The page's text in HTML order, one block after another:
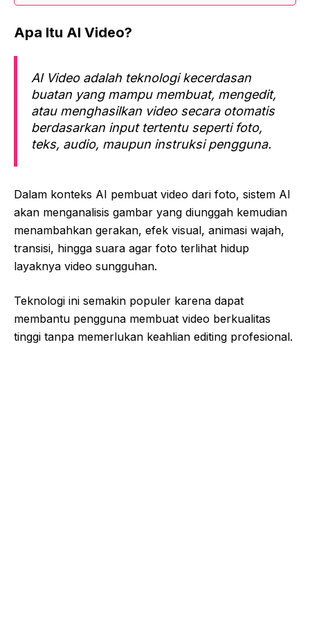
Apa Itu AI Video?
AI Video adalah teknologi kecerdasan
buatan yang mampu membuat, mengedit,
atau menghasilkan video secara otomatis
berdasarkan input tertentu seperti foto,
teks, audio, maupun instruksi pengguna.
Dalam konteks AI pembuat video dari foto, sistem AI
akan menganalisis gambar yang diunggah kemudian
menambahkan gerakan, efek visual, animasi wajah,
transisi, hingga suara agar foto terlihat hidup
layaknya video sungguhan.
Teknologi ini semakin populer karena dapat
membantu pengguna membuat video berkualitas
tinggi tanpa memerlukan keahlian editing profesional.